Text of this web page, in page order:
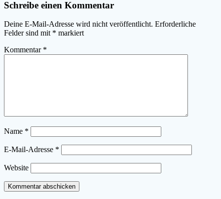
Schreibe einen Kommentar
Deine E-Mail-Adresse wird nicht veröffentlicht. Erforderliche
Felder sind mit * markiert
Kommentar *
Name *
E-Mail-Adresse *
Website